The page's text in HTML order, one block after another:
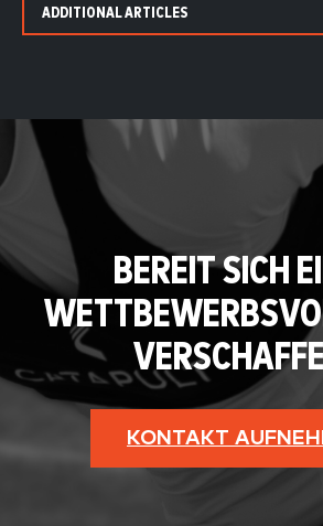
ADDITIONAL ARTICLES
BEREIT SICH
KONTAKT